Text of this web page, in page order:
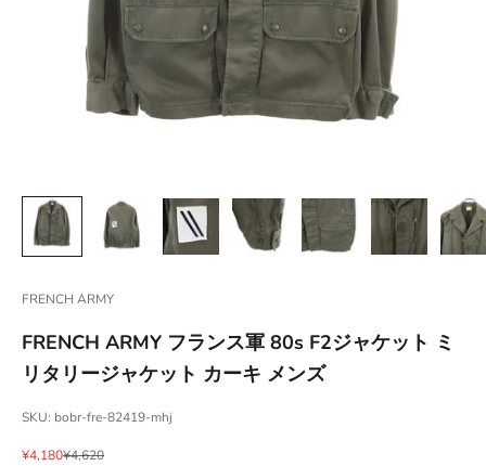
FRENCH ARMY
FRENCH ARMY フランス軍 80s F2ジャケット ミ
リタリージャケット カーキ メンズ
SKU: bobr-fre-82419-mhj
セール価格
¥4,180通常価格
¥4,620